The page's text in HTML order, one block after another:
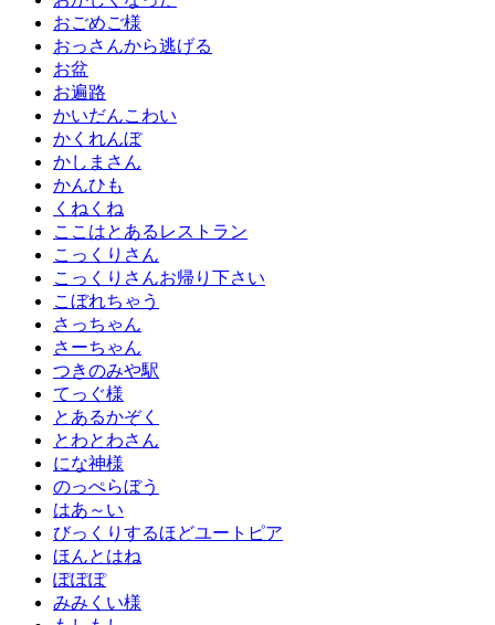
おごめご様
おっさんから逃げる
お盆
お遍路
かいだんこわい
かくれんぼ
かしまさん
かんひも
くねくね
ここはとあるレストラン
こっくりさん
こっくりさんお帰り下さい
こぼれちゃう
さっちゃん
さーちゃん
つきのみや駅
てっぐ様
とあるかぞく
とわとわさん
にな神様
のっぺらぼう
はあ～い
びっくりするほどユートピア
ほんとはね
ぽぽぽ
みみくい様